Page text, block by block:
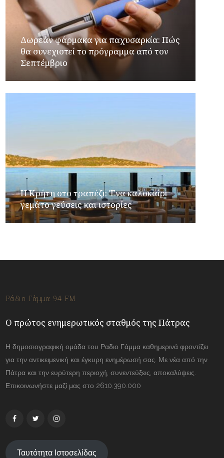
Δωρεάν φάρμακα για παχυσαρκία: Πώς
θα συνεχιστεί το πρόγραμμα από τον
Σεπτέμβριο
Η Κρήτη στο τραπέζι: Ένα καλοκαίρι
γεμάτο γεύσεις και ιστορίες
Ράδιο Γάμμα 94 FM
Ο πρώτος ενημερωτικός σταθμός της Πάτρας
Η δημοσιογραφική ομάδα του Ραδιο Γάμμα καθημερινά φροντίζει
για την αντικειμενική και έγκυρη ενημέρωσή σας. Με νέα από την
Πάτρα και την ευρύτερη περιοχή, συνεντεύξεις, αποκαλύψεις.
Επικοινωνήστε μαζί μας στο 2610.390.000
Ταυτότητα Ιστοσελίδας